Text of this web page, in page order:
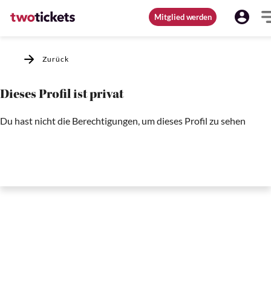
Mitglied werden
Zurück
Dieses Profil ist privat
Du hast nicht die Berechtigungen, um dieses Profil zu sehen